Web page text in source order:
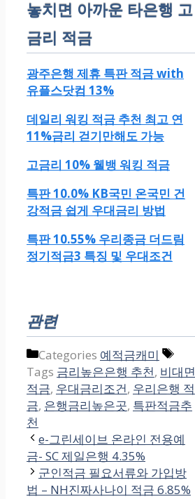
놓치면 아까운 타은행 고
금리 적금
광주은행 제휴 특판 적금 with
유플스닷컴 13%
데일리 워킹 적금 추천 최고 연
11%금리 걷기만해도 가능
고금리 10% 웰뱅 워킹 적금
특판 10.0% KB국민 온국민 건
강적금 쉽게 우대금리 방법
특판 10.55% 우리종금 더드림
정기적금3 특징 및 우대조건
관련
Categories 예적금캐미
Tags 금리높은은행 추천, 비대면
적금, 우대금리조건, 우리은행 적
금, 은행금리높은곳, 특판적금추
천
e-그린세이브 온라인 전용예
금- SC 제일은행 4.35%
군인적금 필요서류와 가입방
법 – NH진짜사나이 적금 6.85%